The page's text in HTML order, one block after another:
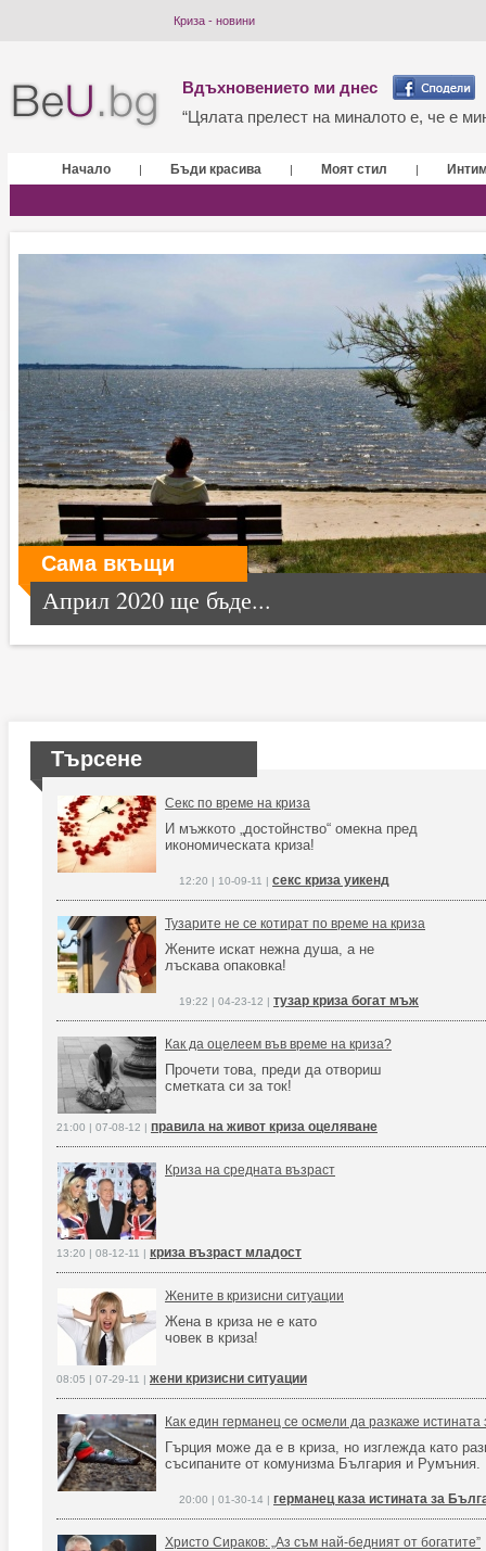
Криза - новини
Вдъхновението ми днес
“Цялата прелест на миналото е, че е
Начало | Бъди красива | Моят стил |
Сама вкъщи
Април 2020 ще бъде...
Търсене
Секс по време на криза
И мъжкото „достойнство“ омекна пред
икономическата криза!
12:20 | 10-09-11 | секс криза уикенд
Тузарите не се котират по време на криза
Жените искат нежна душа, а не
лъскава опаковка!
19:22 | 04-23-12 | тузар криза богат мъж
Как да оцелеем във време на криза?
Прочети това, преди да отвориш
сметката си за ток!
21:00 | 07-08-12 | правила на живот криза оцеляване
Криза на средната възраст
13:20 | 08-12-11 | криза възраст младост
Жените в кризисни ситуации
Жена в криза не е като
човек в криза!
08:05 | 07-29-11 | жени кризисни ситуации
Как един германец се осмели да разкаже истината
Гърция може да е в криза, но изглежда като
съсипаните от комунизма България и Румъния.
20:00 | 01-30-14 | германец каза истината за
Христо Сираков: „Аз съм най-бедният от богатите”